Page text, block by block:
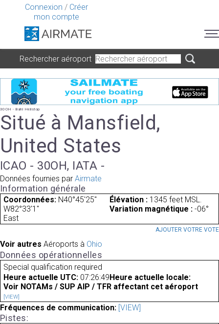
Connexion / Créer
mon compte
Rechercher aéroport
30OH - Bahl Helistop
Situé à Mansfield,
United States
ICAO - 30OH, IATA -
Données fournies par Airmate
Information générale
Coordonnées: N40°45'25"
W82°33'1"
Élévation : 1345 feet MSL.
Variation magnétique : -06°
East
AJOUTER VOTRE VOTE
Voir autres Aéroports à Ohio
Données opérationnelles
Special qualification required
Heure actuelle UTC: 07:26:49 Heure actuelle locale:
Voir NOTAMs / SUP AIP / TFR affectant cet aéroport
[VIEW]
Fréquences de communication: [VIEW]
Pistes: